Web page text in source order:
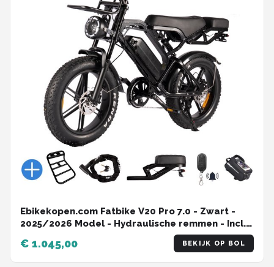
Ebikekopen.com Fatbike V20 Pro 7.0 - Zwart -
2025/2026 Model - Hydraulische remmen - Incl.
Slot - Telefoonhouder - Alarmsysteem -
Voorrekje - Voetensteuntje - Straatlegaal -
Ebike - Fatbike - Elektrische Fiets - Qmwheel
€ 1.045,00 BEKIJK OP BOL